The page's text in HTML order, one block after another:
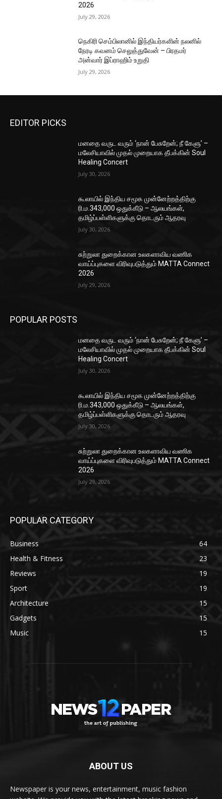
2026
July 29, 2026
நெகிரி செம்பிலானில் இந்தியர்களின் நலனில்
நேரடி கவனம் செலுத்துவேன் – பிரதமர்
அன்வார் இப்ராஹிம் உறுதி
July 29, 2026
EDITOR PICKS
மனதை வருட வரும் ‘நான் பேசுறேன்; நீ கேளு’ –
மலேசியாவில் முதல் முறையாக தீபக்கின் Soul
Healing Concert
July 30, 2026
கூலாயில் இந்திய சமூக முன்னேற்றத்திற்கு
ரி.ம.343,000 ஒதுக்கீடு – ஆலயங்கள்,
தமிழ்ப்பள்ளிகளுக்கு தொடரும் ஆதரவு
July 30, 2026
சுற்றுலா துறைக்கான உலகளாவிய வணிக
வாய்ப்புகளை விரிவுபடுத்தும் MATTA Connect
2026
July 29, 2026
POPULAR POSTS
மனதை வருட வரும் ‘நான் பேசுறேன்; நீ கேளு’ –
மலேசியாவில் முதல் முறையாக தீபக்கின் Soul
Healing Concert
July 30, 2026
கூலாயில் இந்திய சமூக முன்னேற்றத்திற்கு
ரி.ம.343,000 ஒதுக்கீடு – ஆலயங்கள்,
தமிழ்ப்பள்ளிகளுக்கு தொடரும் ஆதரவு
July 30, 2026
சுற்றுலா துறைக்கான உலகளாவிய வணிக
வாய்ப்புகளை விரிவுபடுத்தும் MATTA Connect
2026
July 29, 2026
POPULAR CATEGORY
Business
64
Health & Fitness
23
Reviews
19
Sport
19
Architecture
15
Gadgets
15
Music
15
ABOUT US
Newspaper is your news, entertainment, music fashion